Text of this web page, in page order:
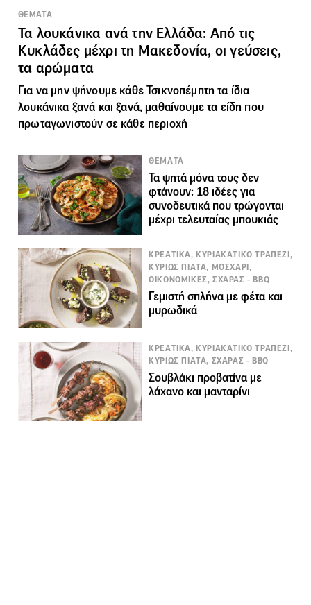
ΘΕΜΑΤΑ
Τα λουκάνικα ανά την Ελλάδα: Από τις
Κυκλάδες μέχρι τη Μακεδονία, οι γεύσεις,
τα αρώματα
Για να μην ψήνουμε κάθε Τσικνοπέμπτη τα ίδια
λουκάνικα ξανά και ξανά, μαθαίνουμε τα είδη που
πρωταγωνιστούν σε κάθε περιοχή
ΘΕΜΑΤΑ
Τα ψητά μόνα τους δεν
φτάνουν: 18 ιδέες για
συνοδευτικά που τρώγονται
μέχρι τελευταίας μπουκιάς
ΚΡΕΑΤΙΚΑ, ΚΥΡΙΑΚΑΤΙΚΟ ΤΡΑΠΕΖΙ,
ΚΥΡΙΩΣ ΠΙΑΤΑ, ΜΟΣΧΑΡΙ,
ΟΙΚΟΝΟΜΙΚΕΣ, ΣΧΑΡΑΣ - BBQ
Γεμιστή σπλήνα με φέτα και
μυρωδικά
ΚΡΕΑΤΙΚΑ, ΚΥΡΙΑΚΑΤΙΚΟ ΤΡΑΠΕΖΙ,
ΚΥΡΙΩΣ ΠΙΑΤΑ, ΣΧΑΡΑΣ - BBQ
Σουβλάκι προβατίνα με
λάχανο και μανταρίνι